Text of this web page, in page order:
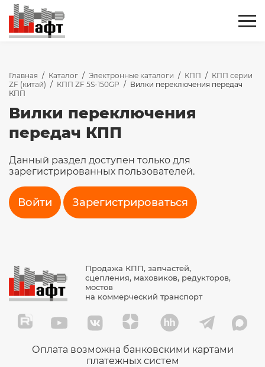
Главная / Каталог / Электронные каталоги / КПП / КПП серии
ZF (китай) / КПП ZF 5S-150GP / Вилки переключения передач
КПП
Вилки переключения
передач КПП
Данный раздел доступен только для
зарегистрированных пользователей.
Войти Зарегистрироваться
Продажа КПП, запчастей,
сцепления, маховиков, редукторов,
мостов
на коммерческий транспорт
Оплата возможна банковскими картами
платежных систем